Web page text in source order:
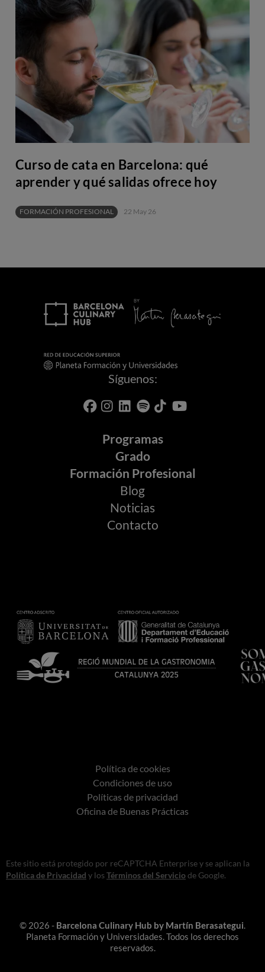
Curso de cata en Barcelona: qué
aprender y qué salidas ofrece hoy
FORMACIÓN PROFESIONAL 22 May 26
Síguenos:
Programas
Grado
Formación Profesional
Blog
Noticias
Contacto
Política de cookies
Condiciones de uso
Políticas de privacidad
Oficina de Buenas Prácticas
Este sitio está protegido por reCAPTCHA Enterprise y se aplican la
Política de Privacidad y losTérminos del Serviciode Google.
© 2026 - Barcelona Culinary Hub by Martín Berasategui.
Planeta Formación y Universidades. Todos los derechos
reservados.